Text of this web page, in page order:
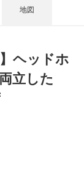
地図
ヘッドホ
立した